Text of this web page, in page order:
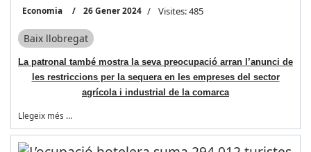
Economia 26 Gener 2024 Visites: 485
Baix llobregat
La patronal també mostra la seva preocupació arran l’anunci de
les restriccions per la sequera en les empreses del sector
agrícola i industrial de la comarca
Llegeix més …